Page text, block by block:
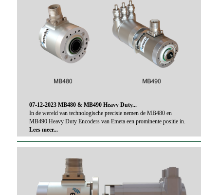
07-12-2023 MB480 & MB490 Heavy Duty...
In de wereld van technologische precisie nemen de MB480 en
MB490 Heavy Duty Encoders van Emeta een prominente positie in.
Lees meer...